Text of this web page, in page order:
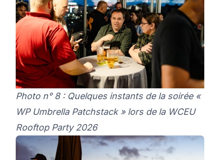
Photo n° 8 : Quelques instants de la soirée «
WP Umbrella Patchstack » lors de la WCEU
Rooftop Party 2026